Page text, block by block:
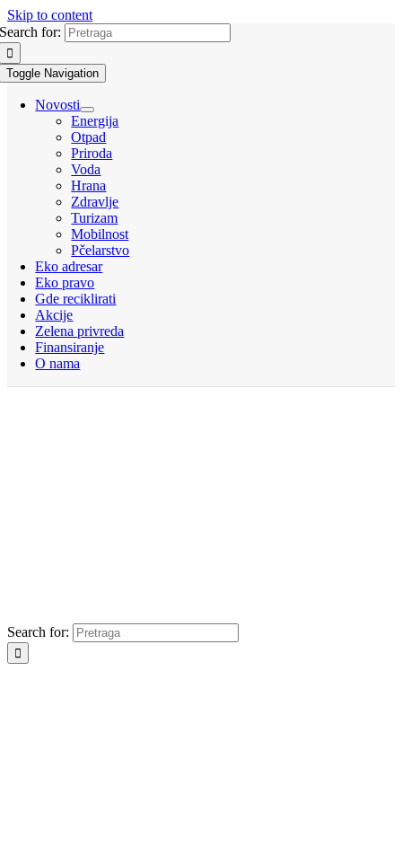
Skip to content
Search for:
Toggle Navigation
Novosti
Energija
Otpad
Priroda
Voda
Hrana
Zdravlje
Turizam
Mobilnost
Pčelarstvo
Eko adresar
Eko pravo
Gde reciklirati
Akcije
Zelena privreda
Finansiranje
O nama
Search for: